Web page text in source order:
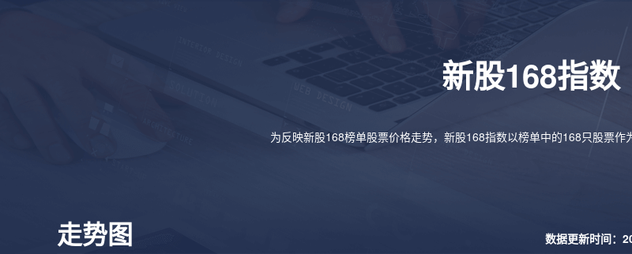
新股168指数
为反映新股168榜单股票价格走势，新股168指数以榜单中的168只股票作
走势图 数据更新时间：